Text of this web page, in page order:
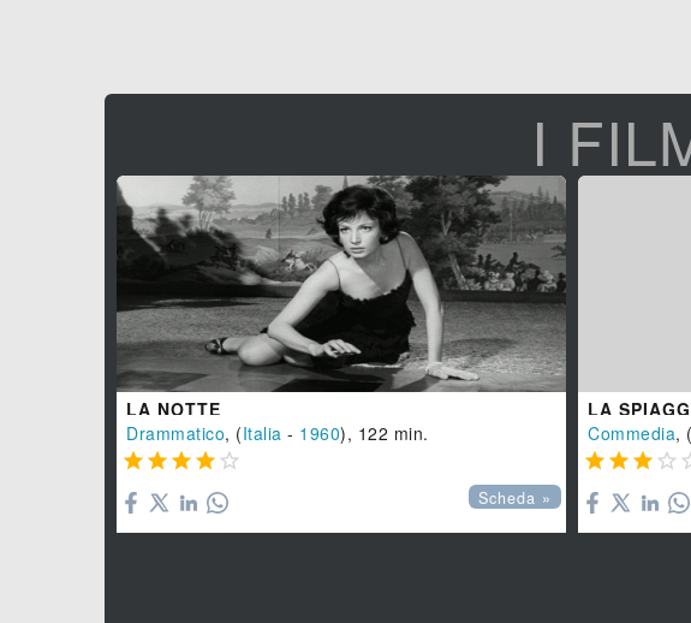
I
LA NOTTE
Drammatico, (Italia - 1960), 122 min.
    
Scheda »
LA
Commedia, (
   